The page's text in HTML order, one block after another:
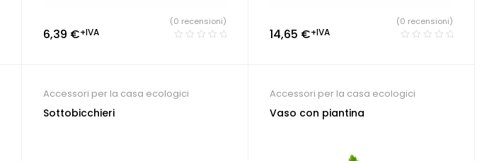
6,39 €+IVA
(0 recensioni)
14,65 €+IVA
(0 recensioni)
Accessori per la casa ecologici
Sottobicchieri
Accessori per la casa ecologici
Vaso con piantina